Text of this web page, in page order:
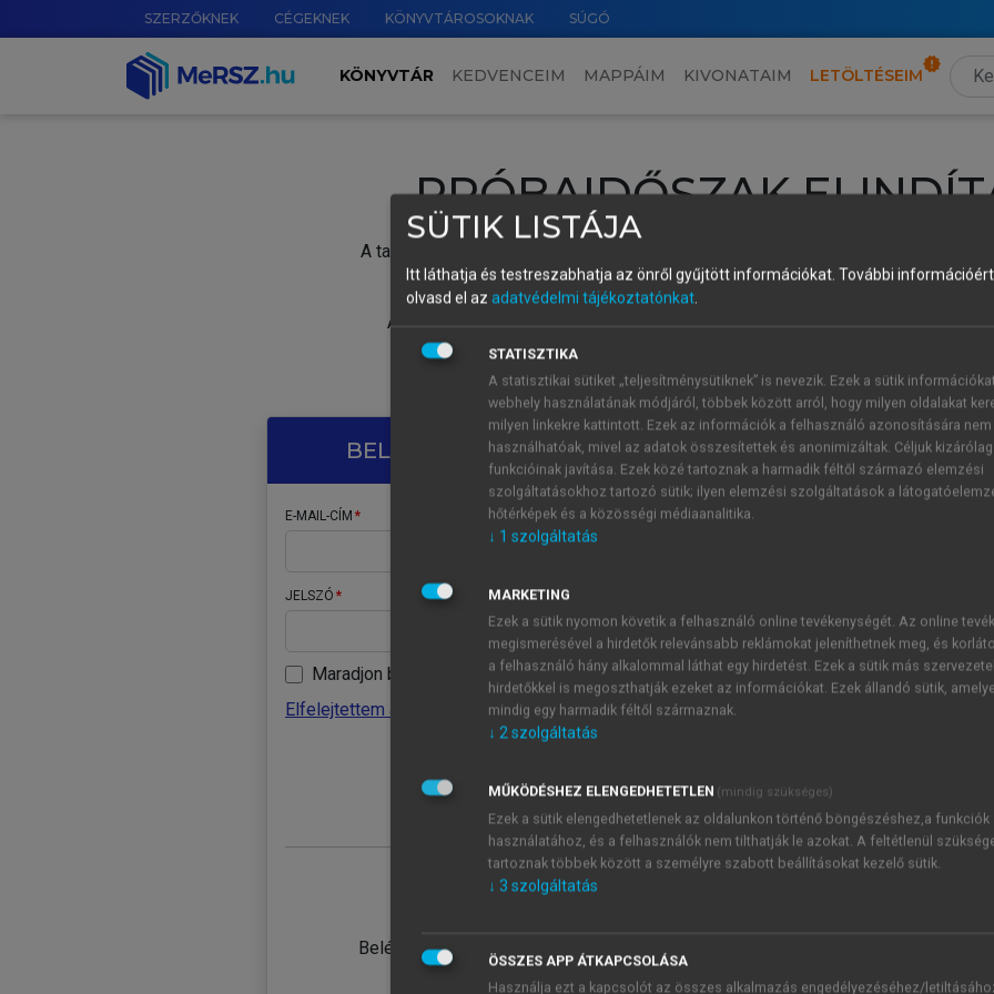
SZERZŐKNEK CÉGEKNEK KÖNYVTÁROSOKNAK SÚGÓ
KÖNYVTÁR KEDVENCEIM MAPPÁIM KIVONATAIM LETÖLTÉSEIM
PRÓBAIDŐSZAK
A tartalom megtekintéséhez lépj be a saját fiókoddal, iskolai azonosítóddal vagy
Új felhasználóként1 óra díjmentes hozzáférésrevagy
A próbaidőszak elindításához,
vagy hozz
A regisztráció után a
BELÉPÉS SAJÁT FIÓKKAL
E-MAIL-CÍM
JELSZÓ
Maradjon belépve
Elfelejtettem a jelszavamat
Belépés intézményi azonosítóval
ÚJ FIÓK
1 óra
JELSZÓ
Kérek értesítést a MeRSZ
Kérek értesítést az
SÜTIK LISTÁJA
Itt láthatja és testreszabhatja az önről gyűjtött információkat. További
olvasd el az adatvédelmi tájékoztatónkat.
STATISZTIKA
A statisztikai sütiket „teljesítménysütiknek” is nevezik. Ezek a sütik
webhely használatának módjáról, többek között arról, hogy milyen oldalakat
milyen linkekre kattintott. Ezek az információk a felhasználó azonosítására nem
használhatóak, mivel az adatok összesítettek és anonimizáltak. Céljuk
funkcióinak javítása. Ezek közé tartoznak a harmadik féltől származó elemzési
szolgáltatásokhoz tartozó sütik; ilyen elemzési szolgáltatások a
hőtérképek és a közösségi médiaanalitika.
↓ 1 szolgáltatás
MARKETING
Ezek a sütik nyomon követik a felhasználó online tevékenységét. Az online
megismerésével a hirdetők relevánsabb reklámokat jeleníthetnek meg, és
a felhasználó hány alkalommal láthat egy hirdetést. Ezek a sütik más
hirdetőkkel is megoszthatják ezeket az információkat. Ezek állandó sütik,
mindig egy harmadik féltől származnak.
↓ 2szolgáltatás
MŰKÖDÉSHEZ ELENGEDHETETLEN (mindig szükséges)
Ezek a sütik elengedhetetlenek az oldalunkon történő böngészéshez,a funkciók
használatához, és a felhasználók nem tilthatják le azokat. A feltétlenül
tartoznak többek között a személyre szabott beállításokat kezelő sütik.
↓ 3 szolgáltatás
ÖSSZES APP ÁTKAPCSOLÁSA
Használja ezt a kapcsolót az összes alkalmazás engedélyezéséhez/